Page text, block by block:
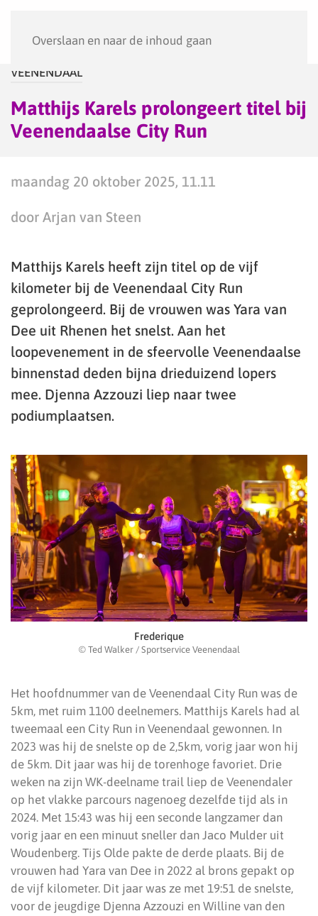
Overslaan en naar de inhoud gaan
VEENENDAAL
Matthijs Karels prolongeert titel bij
Veenendaalse City Run
maandag 20 oktober 2025, 11.11
door Arjan van Steen
Matthijs Karels heeft zijn titel op de vijf
kilometer bij de Veenendaal City Run
geprolongeerd. Bij de vrouwen was Yara van
Dee uit Rhenen het snelst. Aan het
loopevenement in de sfeervolle Veenendaalse
binnenstad deden bijna drieduizend lopers
mee. Djenna Azzouzi liep naar twee
podiumplaatsen.
Frederique
© Ted Walker / Sportservice Veenendaal
Het hoofdnummer van de Veenendaal City Run was de
5km, met ruim 1100 deelnemers. Matthijs Karels had al
tweemaal een City Run in Veenendaal gewonnen. In
2023 was hij de snelste op de 2,5km, vorig jaar won hij
de 5km. Dit jaar was hij de torenhoge favoriet. Drie
weken na zijn WK-deelname trail liep de Veenendaler
op het vlakke parcours nagenoeg dezelfde tijd als in
2024. Met 15:43 was hij een seconde langzamer dan
vorig jaar en een minuut sneller dan Jaco Mulder uit
Woudenberg. Tijs Olde pakte de derde plaats. Bij de
vrouwen had Yara van Dee in 2022 al brons gepakt op
de vijf kilometer. Dit jaar was ze met 19:51 de snelste,
voor de jeugdige Djenna Azzouzi en Willine van den